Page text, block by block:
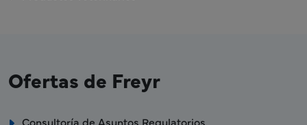
Ofertas de Freyr
Consultoría de Asuntos Regulatorios